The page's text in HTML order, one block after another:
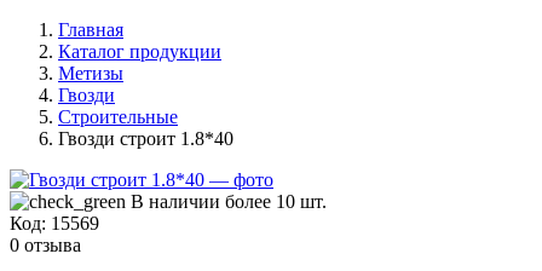
Главная
Каталог продукции
Метизы
Гвозди
Строительные
Гвозди строит 1.8*40
В наличии более 10 шт.
Код: 15569
0 отзыва